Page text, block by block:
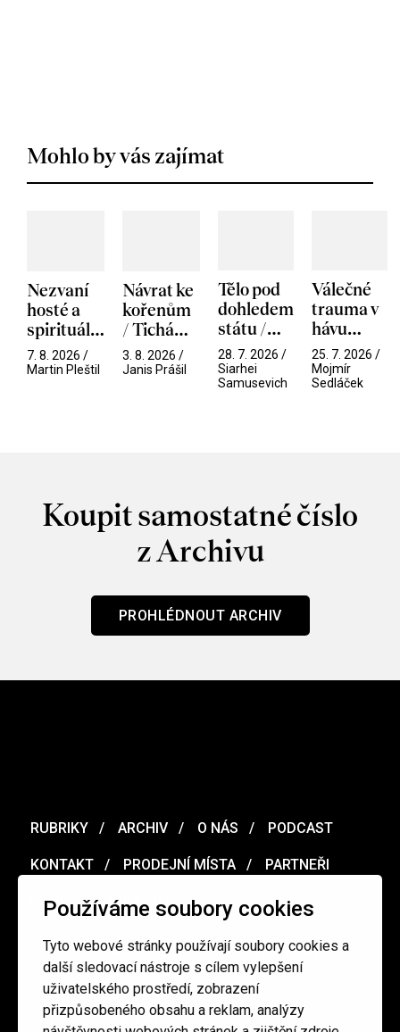
Používáme soubory cookies
Tyto webové stránky používají soubory cookies a
další sledovací nástroje s cílem vylepšení
uživatelského prostředí, zobrazení
přizpůsobeného obsahu a reklam, analýzy
Mohlo by vás zajímat
Nezvaní
hosté a
spirituální
narušitelé
z vesmíru
7. 8. 2026 /
Martin Pleštil
Návrat ke
kořenům
/ Tichá
přítelkyně
3. 8. 2026 /
Janis Prášil
Tělo pod
dohledem
státu /
Pramen
28. 7. 2026 /
Siarhei
Samusevich
Válečné
trauma v
hávu
spektáklu
/ Odyssea
25. 7. 2026 /
Mojmír
Sedláček
Koupit samostatné číslo
z Archivu
PROHLÉDNOUT ARCHIV
RUBRIKY ARCHIV O NÁS PODCAST
KONTAKT PRODEJNÍ MÍSTA PARTNEŘI
MERCH VOUCHER
Ochrana osobních údajů / Obchodní podmínky
redakce@cinepur.cz